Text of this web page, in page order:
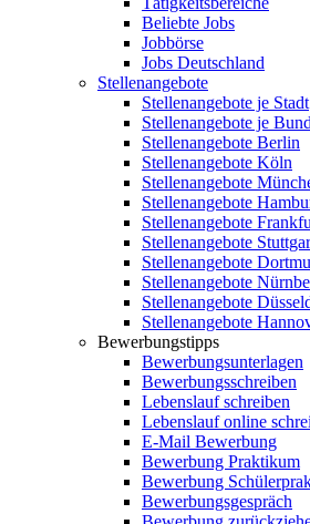
Beliebte Jobs
Jobbörse
Jobs Deutschland
Stellenangebote
Stellenangebote je Stadt
Stellenangebote je
Stellenangebote Berlin
Stellenangebote Köln
Stellenangebote
Stellenangebote
Stellenangebote
Stellenangebote
Stellenangebote
Stellenangebote
Stellenangebote
Stellenangebote
Bewerbungstipps
Bewerbungsunterlagen
Bewerbungsschreiben
Lebenslauf schreiben
Lebenslauf online
E-Mail Bewerbung
Bewerbung Praktikum
Bewerbung
Bewerbungsgespräch